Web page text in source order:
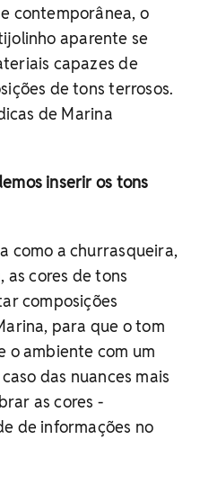
contemporânea, o
aparente se
capazes de
de tons terrosos.
de Marina
inserir os tons
como a churrasqueira,
as cores de tons
composições
para que o tom
o ambiente com um
das nuances mais
as cores -
de informações no